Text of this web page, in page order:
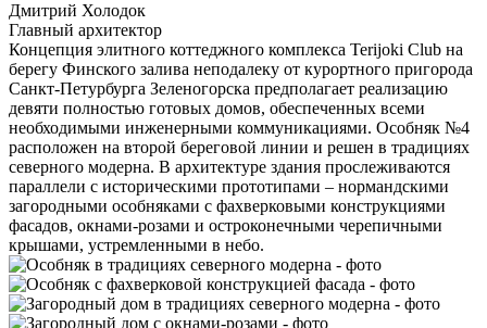
Дмитрий Холодок
Главный архитектор
Концепция элитного коттеджного комплекса Terijoki Club на
берегу Финского залива неподалеку от курортного пригорода
Санкт-Петурбурга Зеленогорска предполагает реализацию
девяти полностью готовых домов, обеспеченных всеми
необходимыми инженерными коммуникациями. Особняк №4
расположен на второй береговой линии и решен в традициях
северного модерна. В архитектуре здания прослеживаются
параллели с историческими прототипами – нормандскими
загородными особняками с фахверковыми конструкциями
фасадов, окнами-розами и остроконечными черепичными
крышами, устремленными в небо.